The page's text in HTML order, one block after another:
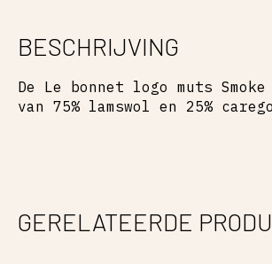
BESCHRIJVING
De Le bonnet logo muts
van 75% lamswol en 25%
GERELATEERDE